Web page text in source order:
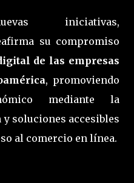
iniciativas,
su compromiso
de las empresas
, promoviendo
mediante la
soluciones accesibles
al comercio en línea.